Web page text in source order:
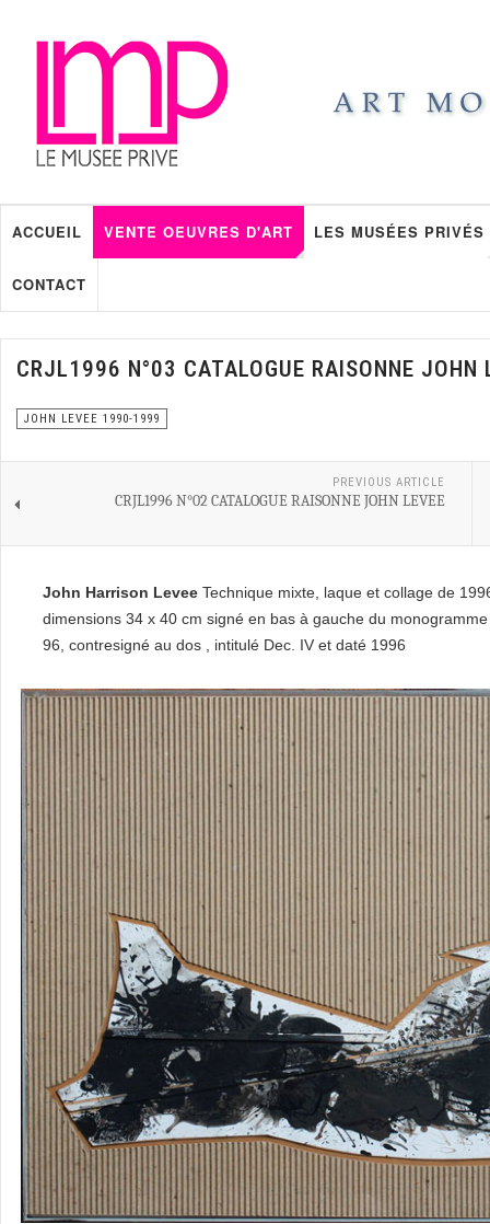
ACCUEIL VENTE OEUVRES D'ART LES MUSÉES PRIVÉS
CONTACT
CRJL1996 N°03 CATALOGUE RAISONNE JOHN
JOHN LEVEE 1990-1999
PREVIOUS ARTICLE
CRJL1996 N°02 CATALOGUE RAISONNE JOHN LEVEE
John Harrison Levee Technique mixte, laque et collage de
dimensions 34 x 40 cm signé en bas à gauche du
96, contresigné au dos , intitulé Dec. IV et daté 1996